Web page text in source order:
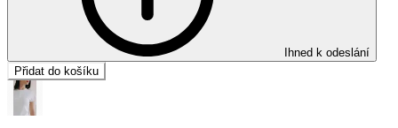
Ihned k odeslání
Přidat do košíku